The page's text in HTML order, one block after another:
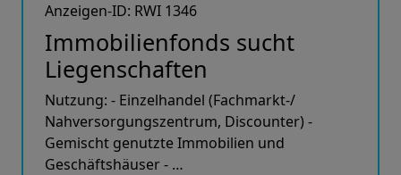
Anzeigen-ID: RWI 1346
Immobilienfonds sucht
Liegenschaften
Nutzung: - Einzelhandel (Fachmarkt-/
Nahversorgungszentrum, Discounter) -
Gemischt genutzte Immobilien und
Geschäftshäuser - …